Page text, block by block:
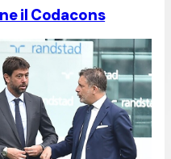
il Codacons